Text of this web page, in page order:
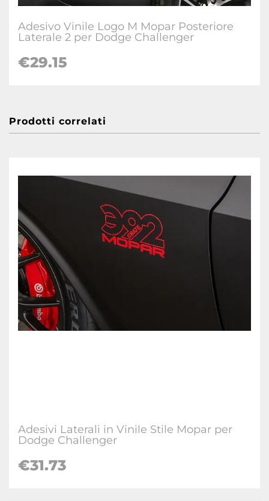
Adesivo Vinile Logo M Mopar Posteriore
Laterale 2 per Dodge Challenger
€29.15
Prodotti correlati
Adesivi Laterali in Vinile Stile Mopar per
Dodge Challenger
€31.73